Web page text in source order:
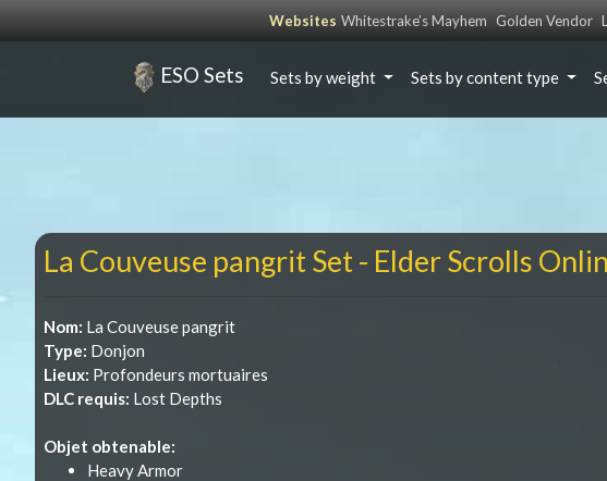
Websites Whitestrake’s Mayhem Golden Vendor
ESO Sets Sets by weight Sets by content type
La Couveuse pangrit Set - Elder Scrolls
Nom: La Couveuse pangrit
Type: Donjon
Lieux: Profondeurs mortuaires
DLC requis: Lost Depths
Objet obtenable:
Heavy Armor